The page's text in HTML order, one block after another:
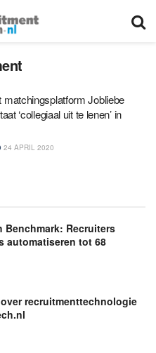
Jobliebe
‘collegiaal uit te lenen’ in
24 APRIL 2020
Benchmark: Recruiters
automatiseren tot 68
recruitmenttechnologie